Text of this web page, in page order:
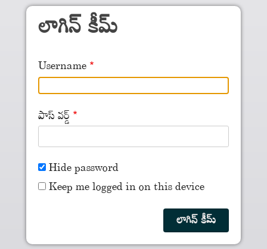
Skip to main content
లాగిన్ కీమ్
Username
పాస్ వర్డ్
Hide password
Keep me logged in on this device